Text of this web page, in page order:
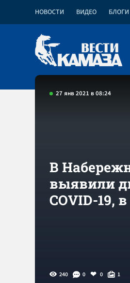
НОВОСТИ ВИДЕО БЛОГИ
27 янв 2021 в 08:24
В
выявили
COVID-19,
240 0 0 1